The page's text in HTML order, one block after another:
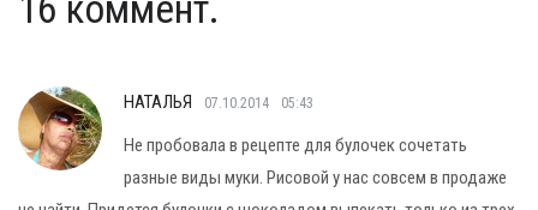
НАТАЛЬЯ 07.10.2014 05:43
Не пробовала в рецепте для булочек сочетать
разные виды муки. Рисовой у нас совсем в продаже